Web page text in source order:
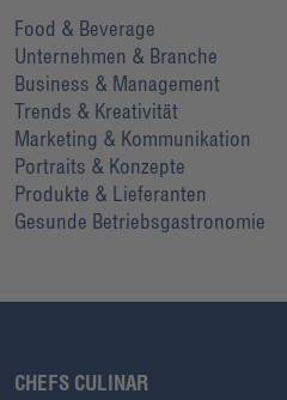
Food & Beverage
Unternehmen & Branche
Business & Management
Trends & Kreativität
Marketing & Kommunikation
Portraits & Konzepte
Produkte & Lieferanten
Gesunde Betriebsgastronomie
CHEFS CULINAR